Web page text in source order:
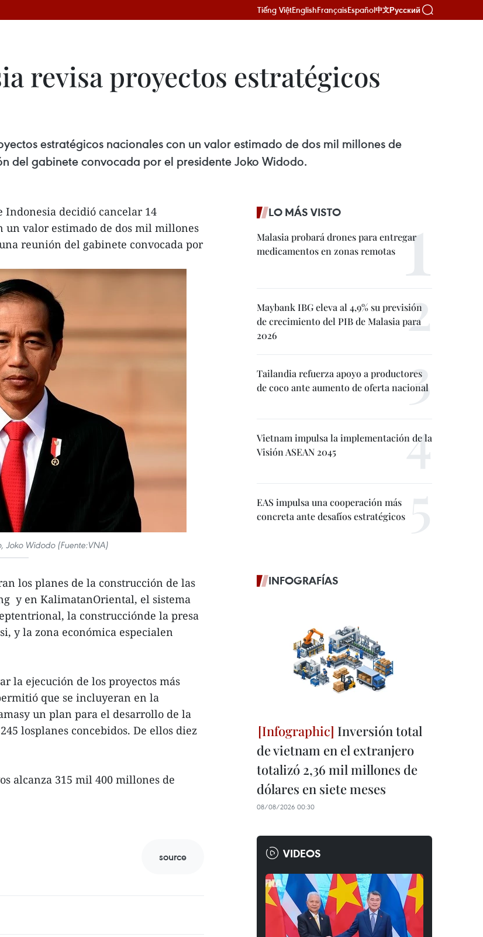
Tiếng ViệtEnglishFrançaisEspañol中文Русский
revisa proyectos estratégicos
estratégicos nacionales con un valor estimado de dos mil millones de
del gabinete convocada por el presidente Joko Widodo.
Indonesia decidió cancelar 14
un valor estimado de dos mil millones
reunión del gabinete convocada por
Joko Widodo (Fuente:VNA)
los planes de la construcción de las
y en KalimatanOriental, el sistema
la construcciónde la presa
y la zona económica especialen
la ejecución de los proyectos más
que se incluyeran en la
un plan para el desarrollo de la
losplanes concebidos. De ellos diez
alcanza 315 mil 400 millones de
source
LO MÁS VISTO
Malasia probará drones para entregar
medicamentos en zonas remotas
Maybank IBG eleva al 4,9% su previsión
de crecimiento del PIB de Malasia para
2026
Tailandia refuerza apoyo a productores
de coco ante aumento de oferta nacional
Vietnam impulsa la implementación de la
Visión ASEAN 2045
EAS impulsa una cooperación más
concreta ante desafíos estratégicos
INFOGRAFÍAS
Inversión total
de vietnam en el extranjero
totalizó 2,36 mil millones de
dólares en siete meses
08/08/2026 00:30
VIDEOS